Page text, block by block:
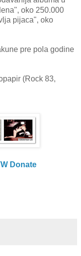
oko 250.000
pijaca", oko
pre pola godine
(Rock 83,
Donate